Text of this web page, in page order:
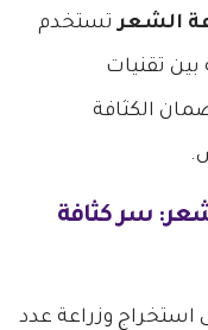
الشعرتستخدم
تقنيات
الكثافة
: سر كثافة
استخراج وزراعة عدد